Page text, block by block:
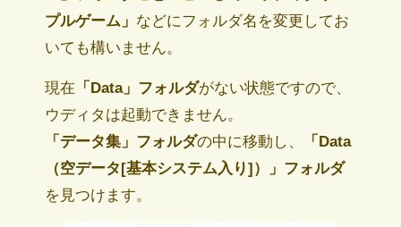
プルゲーム」 などにフォルダ名を変更してお
いても構いません。
現在 「Data」フォルダがない状態ですので、
ウディタは起動できません。
「データ集」フォルダの中に移動し、
「Data
（空データ[基本システム入り]）」フォルダ
を見つけます。